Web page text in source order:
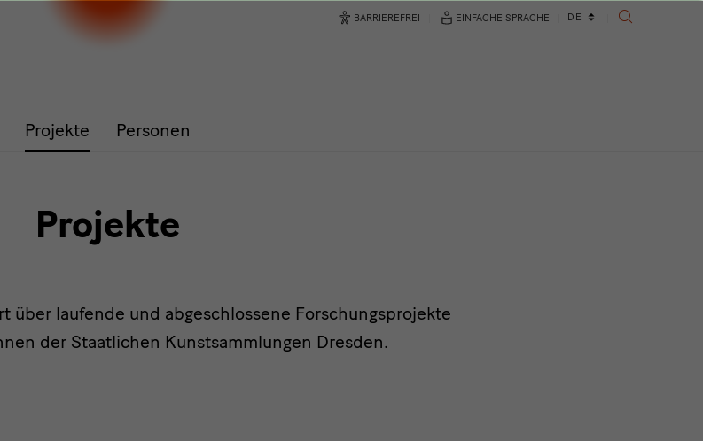
Projekte Personen
BARRIEREFREI EINFACHE SPRACHE
Sprachwechsler
DE
SUCHE
Projekte
über laufende und abgeschlossene Forschungsprojekte
der Staatlichen Kunstsammlungen Dresden.